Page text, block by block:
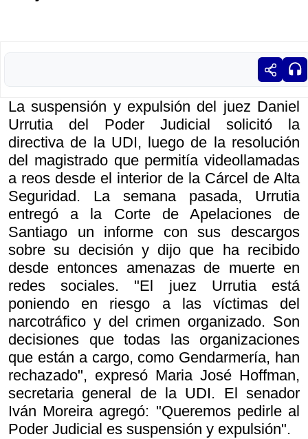
La suspensión y expulsión del juez Daniel
Urrutia del Poder Judicial solicitó la
directiva de la UDI, luego de la resolución
del magistrado que permitía videollamadas
a reos desde el interior de la Cárcel de Alta
Seguridad. La semana pasada, Urrutia
entregó a la Corte de Apelaciones de
Santiago un informe con sus descargos
sobre su decisión y dijo que ha recibido
desde entonces amenazas de muerte en
redes sociales. "El juez Urrutia está
poniendo en riesgo a las víctimas del
narcotráfico y del crimen organizado. Son
decisiones que todas las organizaciones
que están a cargo, como Gendarmería, han
rechazado", expresó Maria José Hoffman,
secretaria general de la UDI. El senador
Iván Moreira agregó: "Queremos pedirle al
Poder Judicial es suspensión y expulsión".